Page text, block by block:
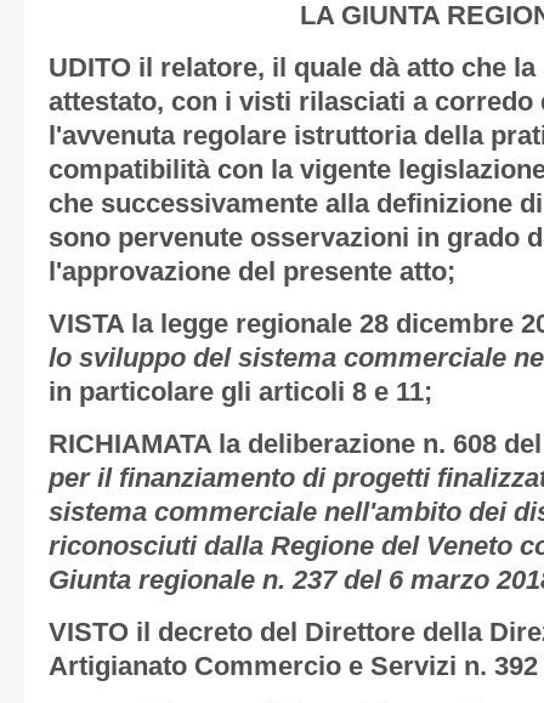
LA GIUNTA
UDITO il relatore, il quale dà atto che
attestato, con i visti rilasciati a corredo
l'avvenuta regolare istruttoria della
compatibilità con la vigente
che successivamente alla definizione
sono pervenute osservazioni in grado
l'approvazione del presente atto;
VISTA la legge regionale 28 dicembre
lo sviluppo del sistema commerciale
in particolare gli articoli 8 e 11;
RICHIAMATA la deliberazione n. 608
per il finanziamento di progetti
sistema commerciale nell'ambito dei
riconosciuti dalla Regione del Veneto
Giunta regionale n. 237 del 6 marzo
VISTO il decreto del Direttore della
Artigianato Commercio e Servizi n.